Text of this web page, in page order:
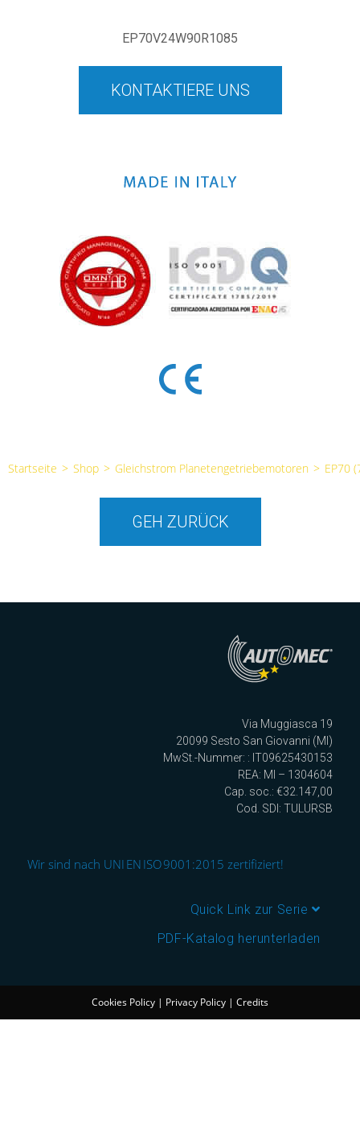
EP70V24W90R1085
KONTAKTIERE UNS
Startseite > Shop > Gleichstrom Planetengetriebemotoren > EP70
GEH ZURÜCK
Via Muggiasca 19
20099 Sesto San Giovanni (MI)
MwSt.-Nummer: : IT09625430153
REA: MI – 1304604
Cap. soc.: €32.147,00
Cod. SDI: TULURSB
Wir sind nach UNI EN ISO 9001:2015 zertifiziert!
Quick Link zur Serie
PDF-Katalog herunterladen
Cookies Policy | Privacy Policy | Credits